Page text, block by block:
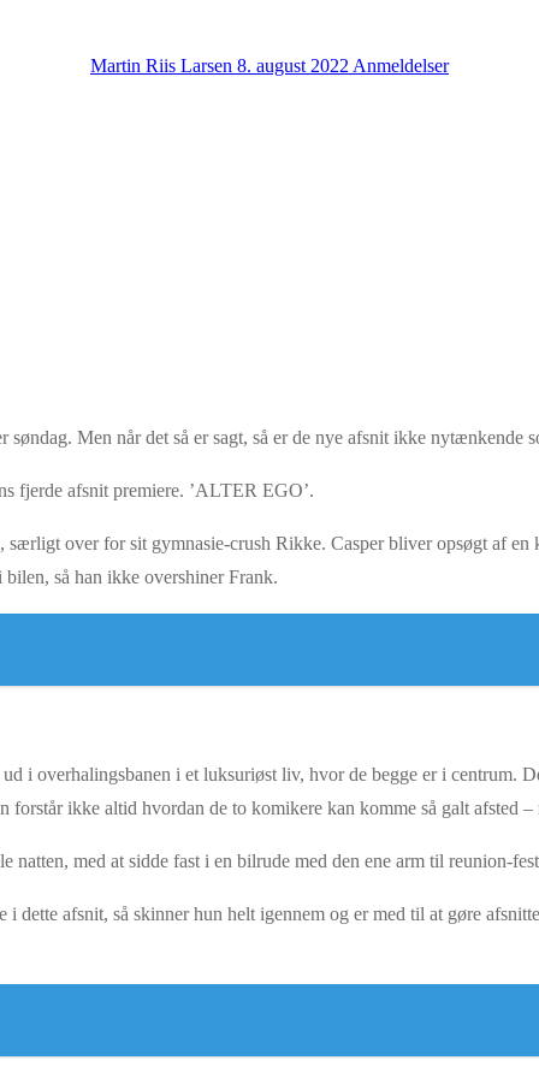
Martin Riis Larsen 8. august 2022 Anmeldelser
Men når det så er sagt, så er de nye afsnit ikke nytænkende
fjerde afsnit premiere. ’ALTER EGO’.
over for sit gymnasie-crush Rikke. Casper bliver opsøgt af
så han ikke overshiner Frank.
i overhalingsbanen i et luksuriøst liv, hvor de begge er i centrum.
ikke altid hvordan de to komikere kan komme så galt afsted –
med at sidde fast i en bilrude med den ene arm til reunion-
dette afsnit, så skinner hun helt igennem og er med til at gøre